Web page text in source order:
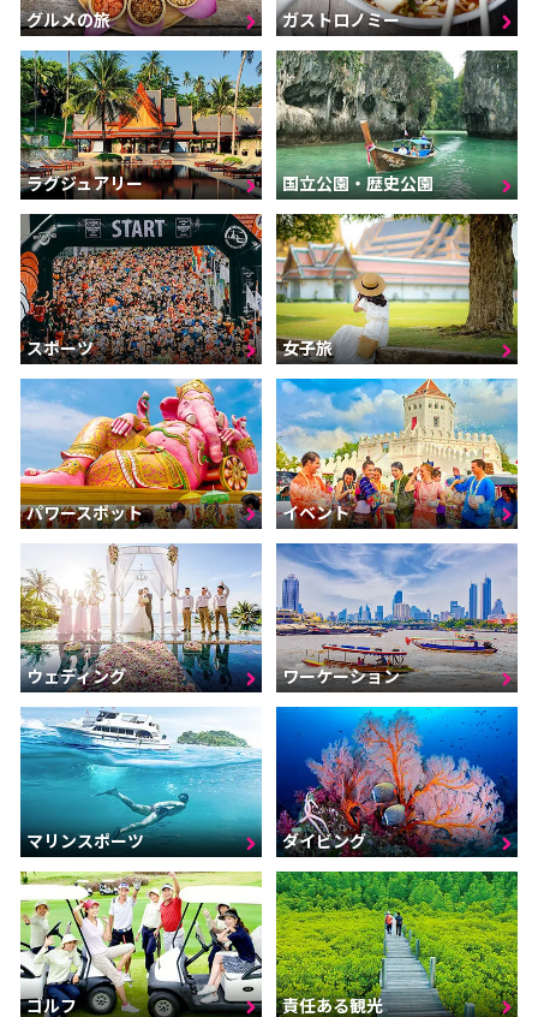
グルメの旅 ガストロノミー
ラグジュアリー 国立公園・歴史公園
スポーツ 女子旅
パワースポット イベント
ウェディング ワーケーション
マリンスポーツ ダイビング
ゴルフ 責任ある観光